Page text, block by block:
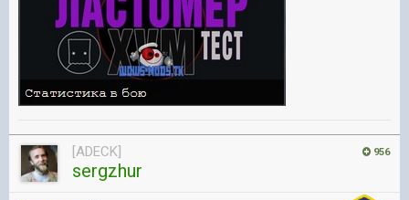
956
[ADECK]
sergzhur